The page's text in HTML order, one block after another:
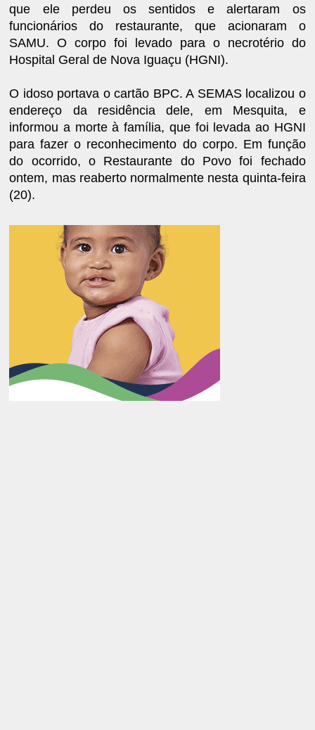
que ele perdeu os sentidos e alertaram os
funcionários do restaurante, que acionaram o
SAMU. O corpo foi levado para o necrotério do
Hospital Geral de Nova Iguaçu (HGNI).
O idoso portava o cartão BPC. A SEMAS localizou o
endereço da residência dele, em Mesquita, e
informou a morte à família, que foi levada ao HGNI
para fazer o reconhecimento do corpo. Em função
do ocorrido, o Restaurante do Povo foi fechado
ontem, mas reaberto normalmente nesta quinta-feira
(20).